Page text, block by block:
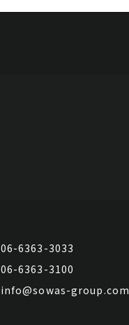
06-6363-3033
06-6363-3100
info@sowas-group.com